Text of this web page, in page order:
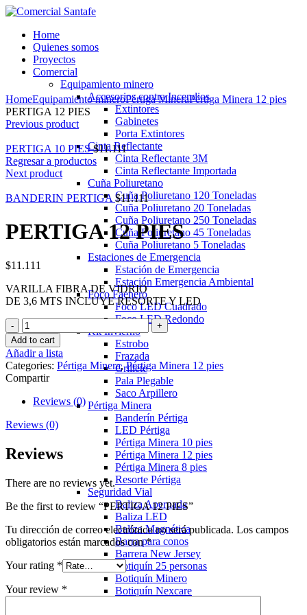
Home
Quienes somos
Proyectos
Comercial
Equipamiento minero
Accesorios contra Incendios
Extintores
Gabinetes
Porta Extintores
Cinta Reflectante
Cinta Reflectante 3M
Cinta Reflectante Importada
Cuña Poliuretano
Cuña Poliuretano 120 Toneladas
Cuña Poliuretano 20 Toneladas
Cuña Poliuretano 250 Toneladas
Cuña Poliuretano 45 Toneladas
Cuña Poliuretano 5 Toneladas
Estaciones de Emergencia
Estación de Emergencia
Estación Emergencia Ambiental
Foco Faenero
Foco LED Cuadrado
Foco LED Redondo
Kit Invierno
Estrobo
Frazada
Grillete
Pala Plegable
Saco Arpillero
Pértiga Minera
Banderín Pértiga
LED Pértiga
Pértiga Minera 10 pies
Pértiga Minera 12 pies
Pértiga Minera 8 pies
Resorte Pértiga
Seguridad Vial
Baliza Apernada
Baliza LED
Baliza Magnética
Barra para conos
Barrera New Jersey
Botiquín 25 personas
Botiquín Minero
Botiquín Nexcare
HomeEquipamiento mineroPértiga MineraPértiga Minera 12 pies
PERTIGA 12 PIES
Previous product
PERTIGA 10 PIES$11.111
Regresar a productos
Next product
BANDERIN PERTIGA $11.111
PERTIGA 12 PIES
$11.111
VARILLA FIBRA DE VIDRIO
DE 3,6 MTS INCLUYE RESORTE Y LED
PERTIGA
12
PIES
quantity
Add to cart
Añadir a lista
Categories: Pértiga Minera, Pértiga Minera 12 pies
Compartir
Reviews (0)
Reviews (0)
Reviews
There are no reviews yet.
Be the first to review “PERTIGA 12 PIES”
Tu dirección de correo electrónico no será publicada. Los campos
obligatorios están marcados con*
Your rating *
Your review *